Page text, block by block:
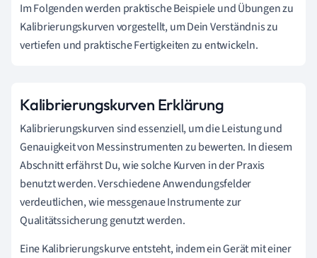
Im Folgenden werden praktische Beispiele und Übungen zu
Kalibrierungskurven vorgestellt, um Dein Verständnis zu
vertiefen und praktische Fertigkeiten zu entwickeln.
Kalibrierungskurven Erklärung
Kalibrierungskurven sind essenziell, um die Leistung und
Genauigkeit von Messinstrumenten zu bewerten. In diesem
Abschnitt erfährst Du, wie solche Kurven in der Praxis
benutzt werden. Verschiedene Anwendungsfelder
verdeutlichen, wie messgenaue Instrumente zur
Qualitätssicherung genutzt werden.
Eine Kalibrierungskurve entsteht, indem ein Gerät mit einer